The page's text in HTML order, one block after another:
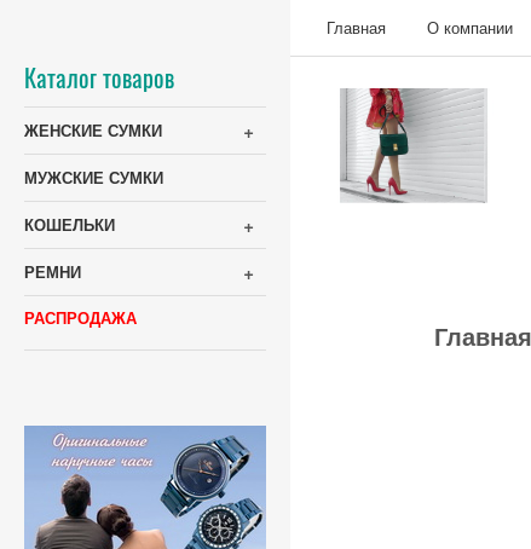
Главная О компании
Каталог товаров
+
ЖЕНСКИЕ СУМКИ
МУЖСКИЕ СУМКИ
+
КОШЕЛЬКИ
+
РЕМНИ
РАСПРОДАЖА Главная